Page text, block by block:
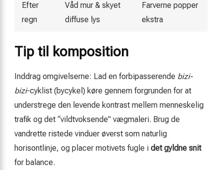
Efter
regn
Våd mur & skyet
diffuse lys
Farverne popper
ekstra
Tip til komposition
Inddrag omgivelserne: Lad en forbipasserende bizi-
bizi-cyklist (bycykel) køre gennem forgrunden for at
understrege den levende kontrast mellem menneskelig
trafik og det “vildtvoksende” vægmaleri. Brug de
vandrette ristede vinduer øverst som naturlig
horisontlinje, og placer motivets fugle i det gyldne snit
for balance.